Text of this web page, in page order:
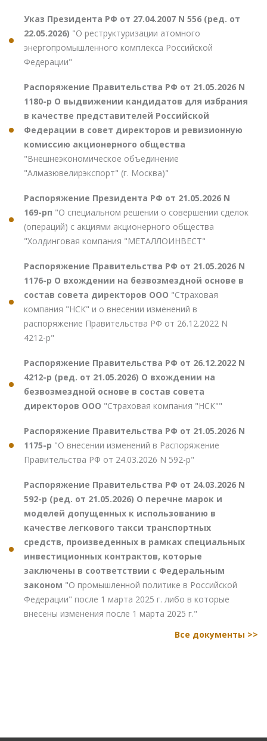
Указ Президента РФ от 27.04.2007 N 556 (ред. от
22.05.2026) "О реструктуризации атомного
энергопромышленного комплекса Российской
Федерации"
Распоряжение Правительства РФ от 21.05.2026 N
1180-р О выдвижении кандидатов для избрания
в качестве представителей Российской
Федерации в совет директоров и ревизионную
комиссию акционерного общества
"Внешнеэкономическое объединение
"Алмазювелирэкспорт" (г. Москва)"
Распоряжение Президента РФ от 21.05.2026 N
169-рп "О специальном решении о совершении сделок
(операций) с акциями акционерного общества
"Холдинговая компания "МЕТАЛЛОИНВЕСТ"
Распоряжение Правительства РФ от 21.05.2026 N
1176-р О вхождении на безвозмездной основе в
состав совета директоров ООО "Страховая
компания "НСК" и о внесении изменений в
распоряжение Правительства РФ от 26.12.2022 N
4212-р"
Распоряжение Правительства РФ от 26.12.2022 N
4212-р (ред. от 21.05.2026) О вхождении на
безвозмездной основе в состав совета
директоров ООО "Страховая компания "НСК""
Распоряжение Правительства РФ от 21.05.2026 N
1175-р "О внесении изменений в Распоряжение
Правительства РФ от 24.03.2026 N 592-р"
Распоряжение Правительства РФ от 24.03.2026 N
592-р (ред. от 21.05.2026) О перечне марок и
моделей допущенных к использованию в
качестве легкового такси транспортных
средств, произведенных в рамках специальных
инвестиционных контрактов, которые
заключены в соответствии с Федеральным
законом "О промышленной политике в Российской
Федерации" после 1 марта 2025 г. либо в которые
внесены изменения после 1 марта 2025 г."
Все документы >>